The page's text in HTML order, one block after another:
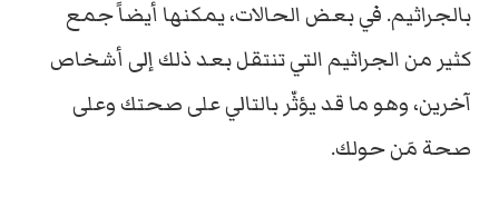
بالجراثيم. في بعض الحالات، يمكنها أيضاً جمع
كثير من الجراثيم التي تنتقل بعد ذلك إلى أشخاص
آخرين، وهو ما قد يؤثّر بالتالي على صحتك وعلى
صحة مَن حولك.